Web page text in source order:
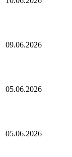
09.06.2026
05.06.2026
05.06.2026